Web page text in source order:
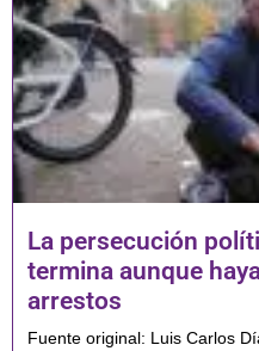
La persecución
termina aunque
arrestos
Fuente original: Luis Carlos